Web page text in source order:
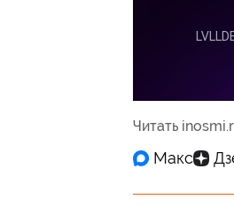
Читать